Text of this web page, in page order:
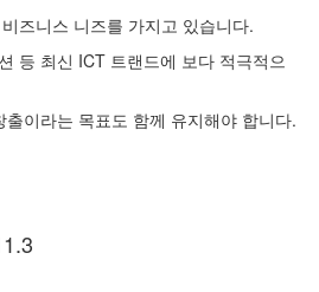
즈니스 니즈를 가지고 있습니다.
등 최신 ICT 트랜드에 보다 적극적으
이라는 목표도 함께 유지해야 합니다.